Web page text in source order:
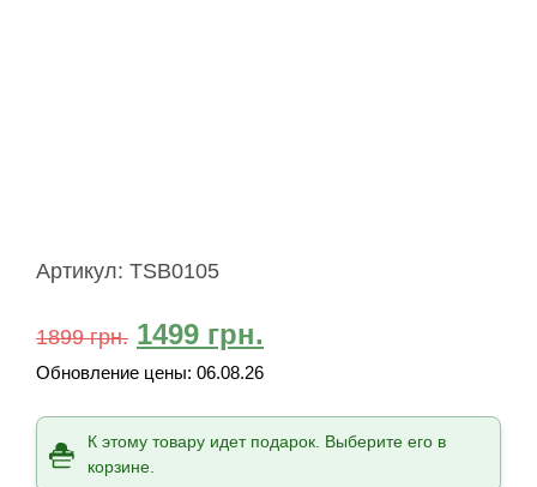
Артикул: TSB0105
1899грн. 1499 грн.
Обновление цены: 06.08.26
К этому товару идет подарок. Выберите его в
корзине.